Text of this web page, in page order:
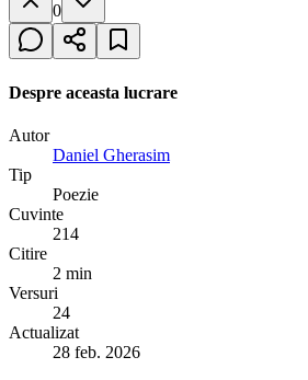
0
Despre aceasta lucrare
Autor
Daniel Gherasim
Tip
Poezie
Cuvinte
214
Citire
2 min
Versuri
24
Actualizat
28 feb. 2026